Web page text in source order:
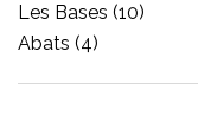
Les Bases (10)
Abats (4)